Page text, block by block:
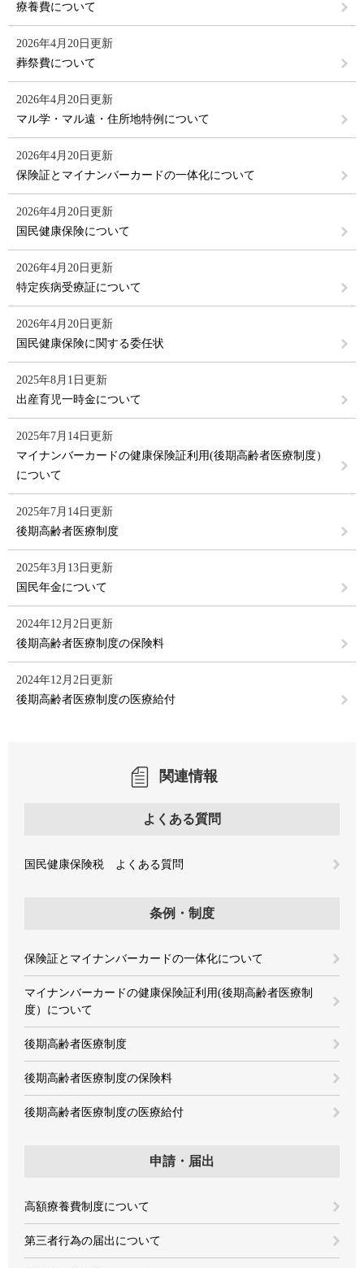
療養費について
2026年4月20日更新
葬祭費について
2026年4月20日更新
マル学・マル遠・住所地特例について
2026年4月20日更新
保険証とマイナンバーカードの一体化について
2026年4月20日更新
国民健康保険について
2026年4月20日更新
特定疾病受療証について
2026年4月20日更新
国民健康保険に関する委任状
2025年8月1日更新
出産育児一時金について
2025年7月14日更新
マイナンバーカードの健康保険証利用(後期高齢者医療制度）
について
2025年7月14日更新
後期高齢者医療制度
2025年3月13日更新
国民年金について
2024年12月2日更新
後期高齢者医療制度の保険料
2024年12月2日更新
後期高齢者医療制度の医療給付
関連情報
よくある質問
国民健康保険税 よくある質問
条例・制度
保険証とマイナンバーカードの一体化について
マイナンバーカードの健康保険証利用(後期高齢者医療制
度）について
後期高齢者医療制度
後期高齢者医療制度の保険料
後期高齢者医療制度の医療給付
申請・届出
高額療養費制度について
第三者行為の届出について